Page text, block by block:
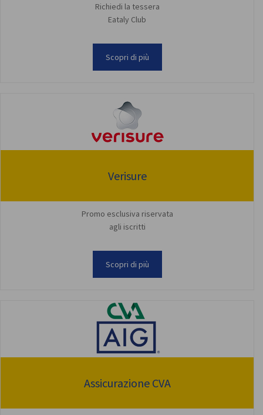
Richiedi la tessera
Eataly Club
Scopri di più
Verisure
Promo esclusiva riservata
agli iscritti
Scopri di più
Assicurazione CVA